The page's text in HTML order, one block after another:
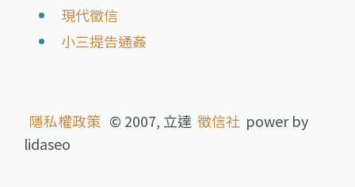
現代徵信
小三提告通姦
隱私權政策 © 2007, 立達 徵信社 power by
lidaseo